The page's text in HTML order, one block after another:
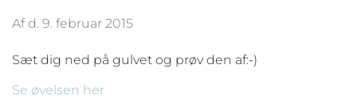
Af d. 9. februar 2015
Sæt dig ned på gulvet og prøv den af:-)
Se øvelsen her